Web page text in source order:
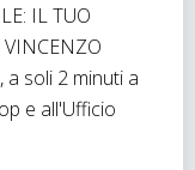
IL TUO
soli 2 minuti a
e all'Ufficio